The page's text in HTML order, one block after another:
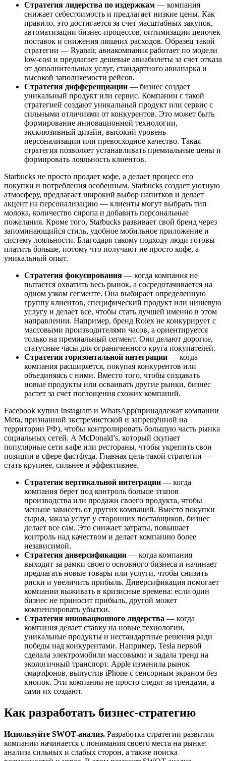
Стратегия лидерства по издержкам — компания
снижает себестоимость и предлагает низкие цены. Как
правило, это достигается за счет масштабных закупок,
автоматизации бизнес-процессов, оптимизации цепочек
поставок и снижения лишних расходов. Образец такой
стратегии — Ryanair, авиакомпания работает по модели
low-cost и предлагает дешевые авиабилеты за счет отказа
от дополнительных услуг, стандартного авиапарка и
высокой заполняемости рейсов.
Стратегия дифференциации — бизнес создает
уникальный продукт или сервис. Компании с такой
стратегией создают уникальный продукт или сервис с
сильными отличиями от конкурентов. Это может быть
формирование инновационной технологии,
эксклюзивный дизайн, высокий уровень
персонализации или превосходное качество. Такая
стратегия позволяет устанавливать премиальные цены и
формировать лояльность клиентов.
Starbucks не просто продает кофе, а делает процесс его
покупки и потребления особенным. Starbucks создает уютную
атмосферу, предлагает широкий выбор напитков и делает
акцент на персонализацию — клиенты могут выбрать тип
молока, количество сиропа и добавить персональные
пожелания. Кроме того, Starbucks развивает свой бренд через
запоминающийся стиль, удобное мобильное приложение и
систему лояльности. Благодаря такому подходу люди готовы
платить больше, потому что получают не просто кофе, а
уникальный опыт.
Стратегия фокусирования — когда компания не
пытается охватить весь рынок, а сосредотачивается на
одном узком сегменте. Она выбирает определенную
группу клиентов, специфический продукт или нишевую
услугу и делает все, чтобы стать лучшей именно в этом
направлении. Например, бренд Rolex не конкурирует с
массовыми производителями часов, а ориентируется
только на премиальный сегмент. Они делают дорогие,
статусные часы для ограниченного круга покупателей.
Стратегия горизонтальной интеграции — когда
компания расширяется, покупая конкурентов или
объединяясь с ними. Вместо того, чтобы создавать
новые продукты или осваивать другие рынки, бизнес
растет за счет поглощения схожих компаний.
Facebook купил Instagram и WhatsApp(принадлежат компании
Meta, признанной экстремистской и запрещённой на
территории РФ), чтобы контролировать большую часть рынка
социальных сетей. А McDonald’s, который скупает
популярные сети кафе или рестораны, чтобы укрепить свои
позиции в сфере фастфуда. Главная цель такой стратегии —
стать крупнее, сильнее и эффективнее.
Стратегия вертикальной интеграции — когда
компания берет под контроль больше этапов
производства или продажи своего продукта, чтобы
меньше зависеть от других компаний. Вместо покупки
сырья, заказа услуг у сторонних поставщиков, бизнес
делает все сам. Это снижает затраты, повышает
контроль над качеством и делает компанию более
независимой.
Стратегия диверсификации — когда компания
выходит за рамки своего основного бизнеса и начинает
предлагать новые товары или услуги, чтобы снизить
риски и увеличить прибыль. Диверсификация помогает
компании выживать в кризисные времена: если один
бизнес не приносит прибыль, другой может
компенсировать убытки.
Стратегия инновационного лидерства — когда
компания делает ставку на новые технологии,
уникальные продукты и нестандартные решения ради
победы над конкурентами. Например, Tesla первой
сделала электромобили массовыми и задала тренд на
экологичный транспорт. Apple изменила рынок
смартфонов, выпустив iPhone с сенсорным экраном без
кнопок. Эти компании не просто следят за трендами, а
сами их создают.
Как разработать бизнес-стратегию
Используйте SWOT-анализ. Разработка стратегии развития
компании начинается с понимания своего места на рынке:
анализа сильных и слабых сторон, а также поиска